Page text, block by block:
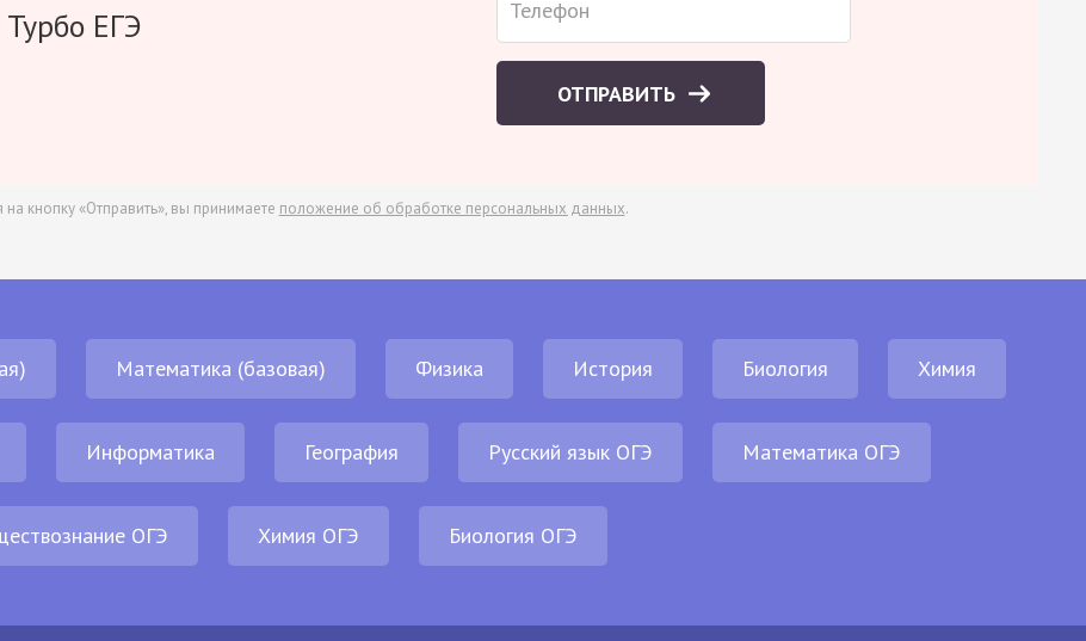
ЕГЭ
ОТПРАВИТЬ
кнопку «Отправить», вы принимаете положение об обработке персональных данных.
Математика (базовая) Физика История Биология Химия
Информатика География Русский язык ОГЭ Математика ОГЭ
ОГЭ Химия ОГЭ Биология ОГЭ